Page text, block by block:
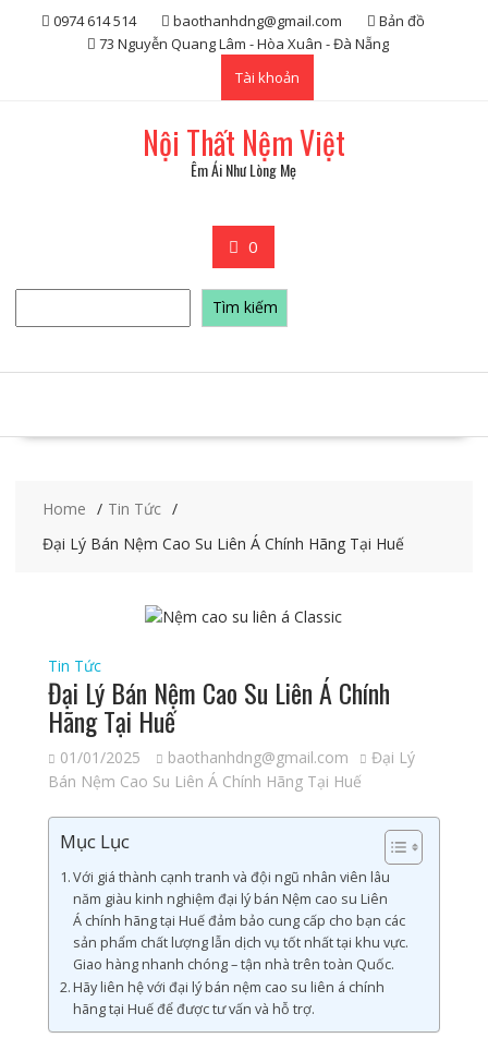
0974 614 514 baothanhdng@gmail.com
Bản đồ
73 Nguyễn Quang Lâm - Hòa Xuân - Đà Nẵng
Tài khoản
Nội Thất Nệm Việt
Êm Ái Như Lòng Mẹ
0
Tìm
kiếm
Tìm kiếm
Home
Tin Tức
Đại Lý Bán Nệm Cao Su Liên Á Chính Hãng Tại Huế
Tin Tức
Đại Lý Bán Nệm Cao Su Liên Á Chính
Hãng Tại Huế
01/01/2025 baothanhdng@gmail.com
Đại Lý
Bán Nệm Cao Su Liên Á Chính Hãng Tại Huế
Mục Lục
Với giá thành cạnh tranh và đội ngũ nhân viên lâu
năm giàu kinh nghiệm đại lý bán Nệm cao su Liên
Á chính hãng tại Huế đảm bảo cung cấp cho bạn các
sản phẩm chất lượng lẫn dịch vụ tốt nhất tại khu vực.
Giao hàng nhanh chóng – tận nhà trên toàn Quốc.
Hãy liên hệ với đại lý bán nệm cao su liên á chính
hãng tại Huế để được tư vấn và hỗ trợ.